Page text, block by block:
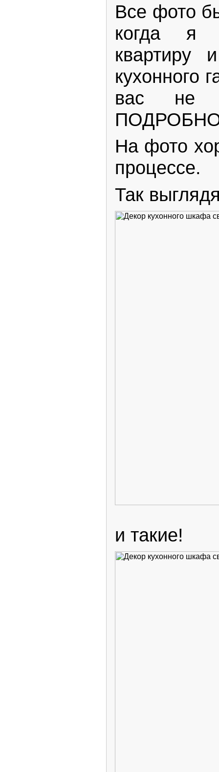
Все фото
когда я
квартиру
кухонного
вас не
На фото
процессе.
Так
и такие!